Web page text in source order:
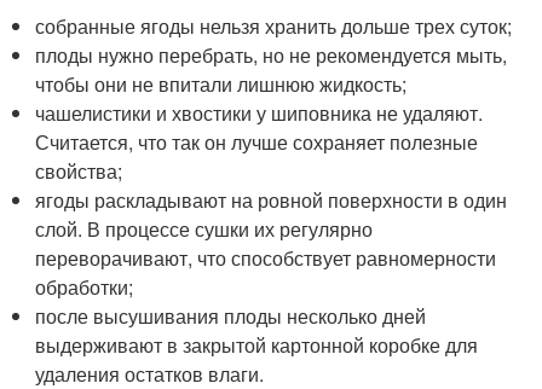
собранные ягоды нельзя хранить дольше трех суток;
плоды нужно перебрать, но не рекомендуется мыть,
чтобы они не впитали лишнюю жидкость;
чашелистики и хвостики у шиповника не удаляют.
Считается, что так он лучше сохраняет полезные
свойства;
ягоды раскладывают на ровной поверхности в один
слой. В процессе сушки их регулярно
переворачивают, что способствует равномерности
обработки;
после высушивания плоды несколько дней
выдерживают в закрытой картонной коробке для
удаления остатков влаги.